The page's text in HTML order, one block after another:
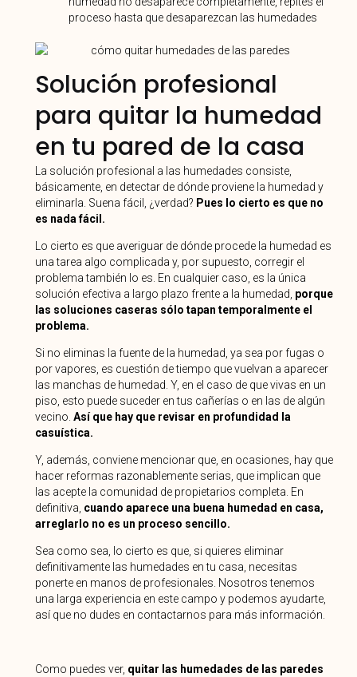
proceso hasta que desaparezcan las humedades
Solución profesional
para quitar la humedad
en tu pared de la casa
La solución profesional a las humedades consiste,
básicamente, en detectar de dónde proviene la humedad y
eliminarla. Suena fácil, ¿verdad? Pues lo cierto es que no
es nada fácil.
Lo cierto es que averiguar de dónde procede la humedad es
una tarea algo complicada y, por supuesto, corregir el
problema también lo es. En cualquier caso, es la única
solución efectiva a largo plazo frente a la humedad, porque
las soluciones caseras sólo tapan temporalmente el
problema.
Si no eliminas la fuente de la humedad, ya sea por fugas o
por vapores, es cuestión de tiempo que vuelvan a aparecer
las manchas de humedad. Y, en el caso de que vivas en un
piso, esto puede suceder en tus cañerías o en las de algún
vecino. Así que hay que revisar en profundidad la
casuística.
Y, además, conviene mencionar que, en ocasiones, hay que
hacer reformas razonablemente serias, que implican que
las acepte la comunidad de propietarios completa. En
definitiva, cuando aparece una buena humedad en casa,
arreglarlo no es un proceso sencillo.
Sea como sea, lo cierto es que, si quieres eliminar
definitivamente las humedades en tu casa, necesitas
ponerte en manos de profesionales. Nosotros tenemos
una larga experiencia en este campo y podemos ayudarte,
así que no dudes en contactarnos para más información.
Como puedes ver, quitar las humedades de las paredes